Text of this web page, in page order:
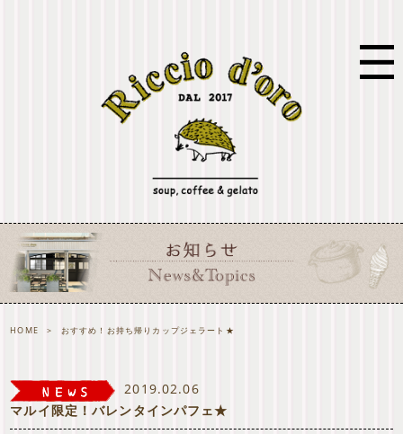
HOME > おすすめ！お持ち帰りカップジェラート★
2019.02.06
マルイ限定！バレンタインパフェ★